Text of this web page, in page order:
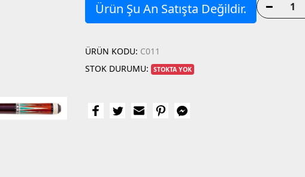
Ürün Şu An Satışta Değildir.
ÜRÜN KODU: C011
STOK DURUMU:
STOKTA YOK